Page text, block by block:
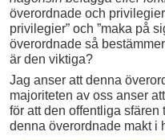
överordnade och
privilegier” och ”maka på
överordnade så bestämmer
är den viktiga?
Jag anser att denna
majoriteten av oss anser
för att den offentliga sfären
denna överordnade makt i